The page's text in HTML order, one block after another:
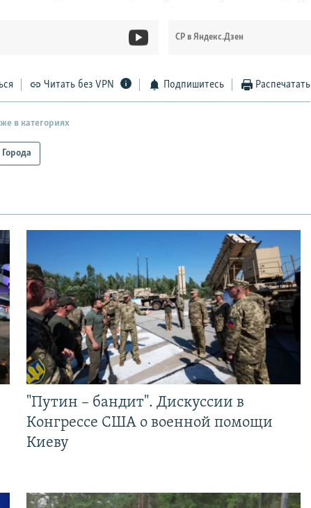
СР в Яндекс.Дзен
Читать без VPN Подпишитесь Распечатать
в категориях
Города
"Путин – бандит". Дискуссии в
Конгрессе США о военной помощи
Киеву